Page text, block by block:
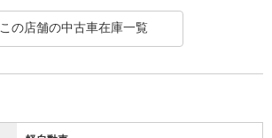
この店舗の中古車在庫一覧